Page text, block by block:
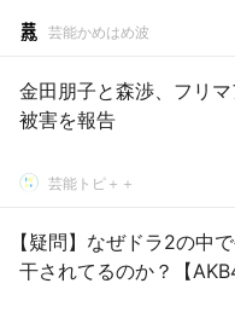
芸能かめはめ波
金田朋子と森渉、フリ
被害を報告
芸能トピ＋＋
【疑問】なぜドラ2の中
干されてるのか？【